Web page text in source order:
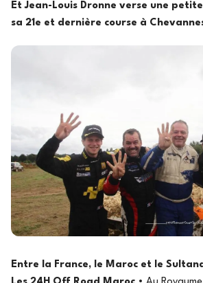
Et Jean-Louis Dronne verse une
sa 21e et dernière course à
Entre la France, le Maroc et le